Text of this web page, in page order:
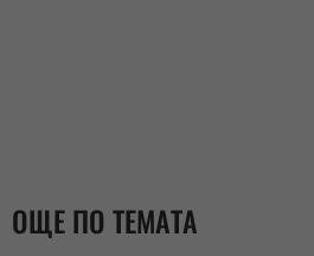
ОЩЕ ПО ТЕМАТА